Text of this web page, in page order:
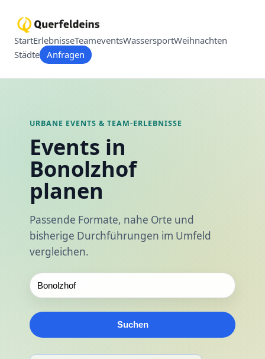
StartErlebnisseTeameventsWassersportWeihnachten
Städte Anfragen
URBANE EVENTS & TEAM-ERLEBNISSE
Events in
Bonolzhof
planen
Passende Formate, nahe Orte und
bisherige Durchführungen im Umfeld
vergleichen.
Suchen